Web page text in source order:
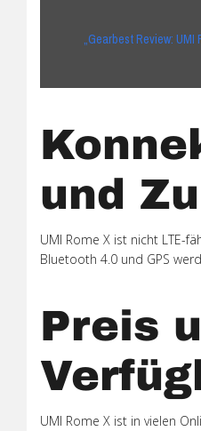
„Gearbest Review: UMI
und
UMI Rome X ist nicht LTE-
Bluetooth 4.0 und GPS
Preis
UMI Rome X ist in vielen